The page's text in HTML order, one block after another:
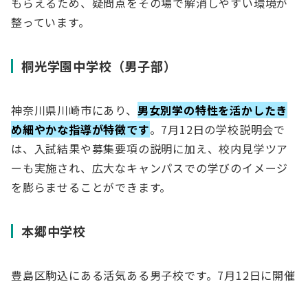
整っています。
桐光学園中学校（男子部）
神奈川県川崎市にあり、 男女別学の特性を活かしたき
め細やかな指導が特徴です。7月12日の学校説明会で
は、入試結果や募集要項の説明に加え、校内見学ツア
ーも実施され、広大なキャンパスでの学びのイメージ
を膨らませることができます。
本郷中学校
豊島区駒込にある活気ある男子校です。7月12日に開催